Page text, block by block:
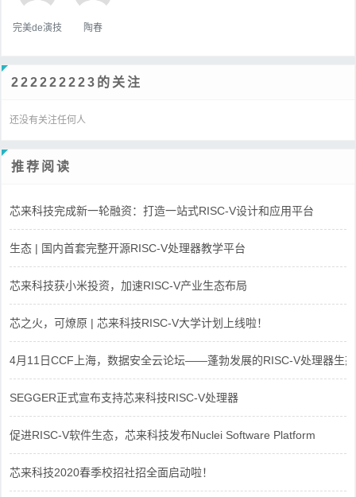
完美de演技 陶春
222222223的关注
还没有关注任何人
推荐阅读
芯来科技完成新一轮融资：打造一站式RISC-V设计和应用平台
生态 | 国内首套完整开源RISC-V处理器教学平台
芯来科技获小米投资，加速RISC-V产业生态布局
芯之火，可燎原 | 芯来科技RISC-V大学计划上线啦！
4月11日CCF上海，数据安全云论坛——蓬勃发展的RISC-V处理器生态
SEGGER正式宣布支持芯来科技RISC-V处理器
促进RISC-V软件生态，芯来科技发布Nuclei Software Platform
芯来科技2020春季校招社招全面启动啦！